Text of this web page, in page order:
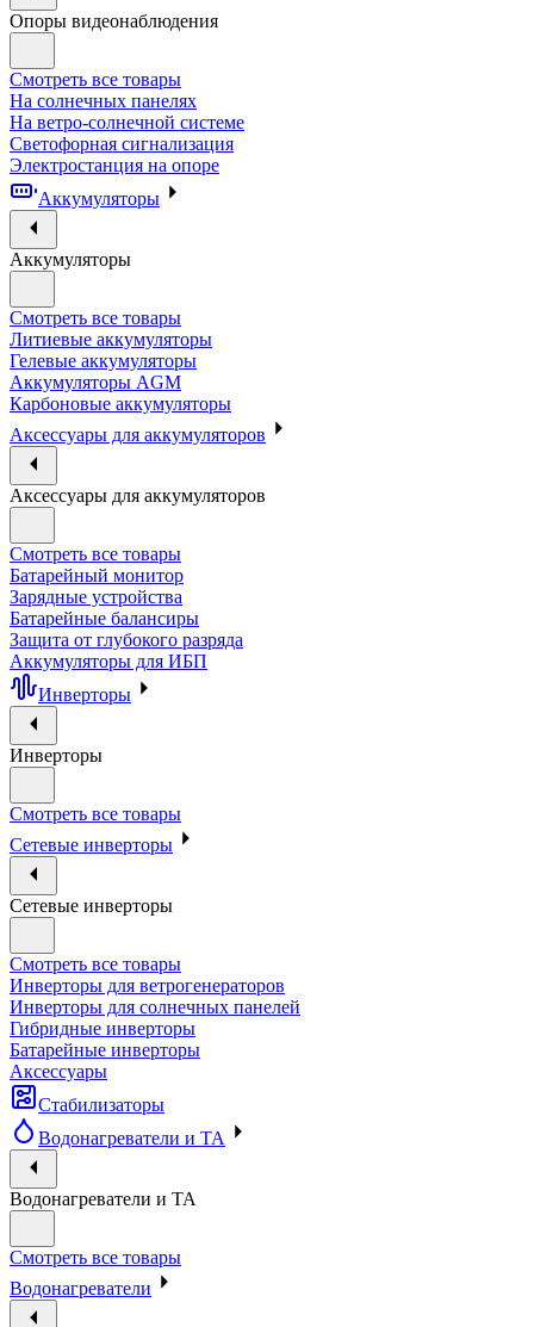
Опоры видеонаблюдения
Смотреть все товары
На солнечных панелях
На ветро-солнечной системе
Светофорная сигнализация
Электростанция на опоре
Аккумуляторы
Аккумуляторы
Смотреть все товары
Литиевые аккумуляторы
Гелевые аккумуляторы
Аккумуляторы AGM
Карбоновые аккумуляторы
Аксессуары для аккумуляторов
Аксессуары для аккумуляторов
Смотреть все товары
Батарейный монитор
Зарядные устройства
Батарейные балансиры
Защита от глубокого разряда
Аккумуляторы для ИБП
Инверторы
Инверторы
Смотреть все товары
Сетевые инверторы
Сетевые инверторы
Смотреть все товары
Инверторы для ветрогенераторов
Инверторы для солнечных панелей
Гибридные инверторы
Батарейные инверторы
Аксессуары
Стабилизаторы
Водонагреватели и ТА
Водонагреватели и ТА
Смотреть все товары
Водонагреватели